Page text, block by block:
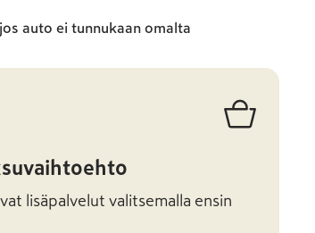
auto ei tunnukaan omalta
lisäpalvelut valitsemalla ensin